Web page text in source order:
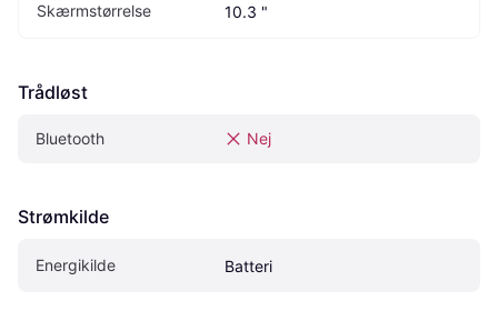
Skærmstørrelse 10.3 "
Trådløst
Bluetooth Nej
Strømkilde
Energikilde Batteri